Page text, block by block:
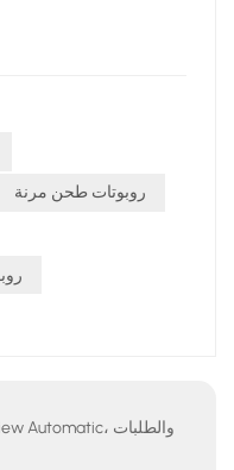
روبوتات طحن مرنة